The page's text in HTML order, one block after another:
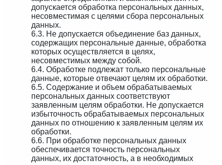
допускается обработка персональных данных,
несовместимая с целями сбора персональных
данных.
6.3. Не допускается объединение баз данных,
содержащих персональные данные, обработка
которых осуществляется в целях,
несовместимых между собой.
6.4. Обработке подлежат только персональные
данные, которые отвечают целям их обработки.
6.5. Содержание и объем обрабатываемых
персональных данных соответствуют
заявленным целям обработки. Не допускается
избыточность обрабатываемых персональных
данных по отношению к заявленным целям их
обработки.
6.6. При обработке персональных данных
обеспечивается точность персональных
данных, их достаточность, а в необходимых